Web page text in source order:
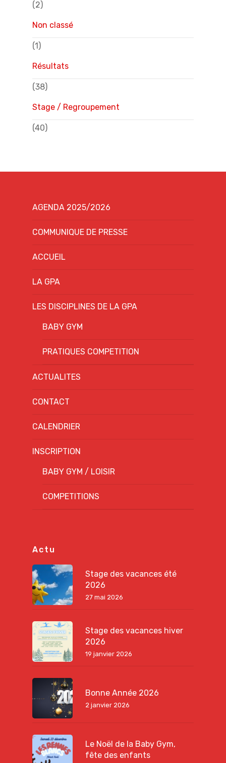
(2)
Non classé
(1)
Résultats
(38)
Stage / Regroupement
(40)
AGENDA 2025/2026
COMMUNIQUE DE PRESSE
ACCUEIL
LA GPA
LES DISCIPLINES DE LA GPA
BABY GYM
PRATIQUES COMPETITION
ACTUALITES
CONTACT
CALENDRIER
INSCRIPTION
BABY GYM / LOISIR
COMPETITIONS
Actu
Stage des vacances été
2026
27 mai 2026
Stage des vacances hiver
2026
19 janvier 2026
Bonne Année 2026
2 janvier 2026
Le Noël de la Baby Gym,
fête des enfants